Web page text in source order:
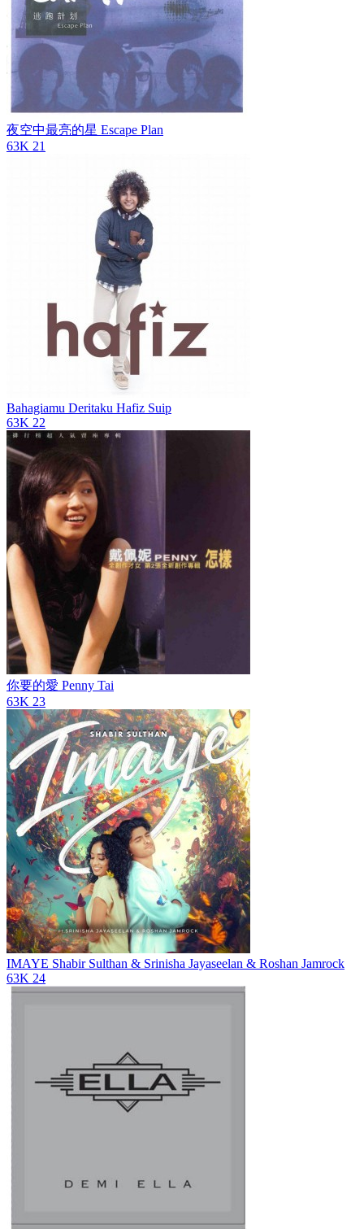
夜空中最亮的星 Escape Plan
63K 21
Bahagiamu Deritaku Hafiz Suip
63K 22
你要的愛 Penny Tai
63K 23
IMAYE Shabir Sulthan & Srinisha Jayaseelan & Roshan Jamrock
63K 24